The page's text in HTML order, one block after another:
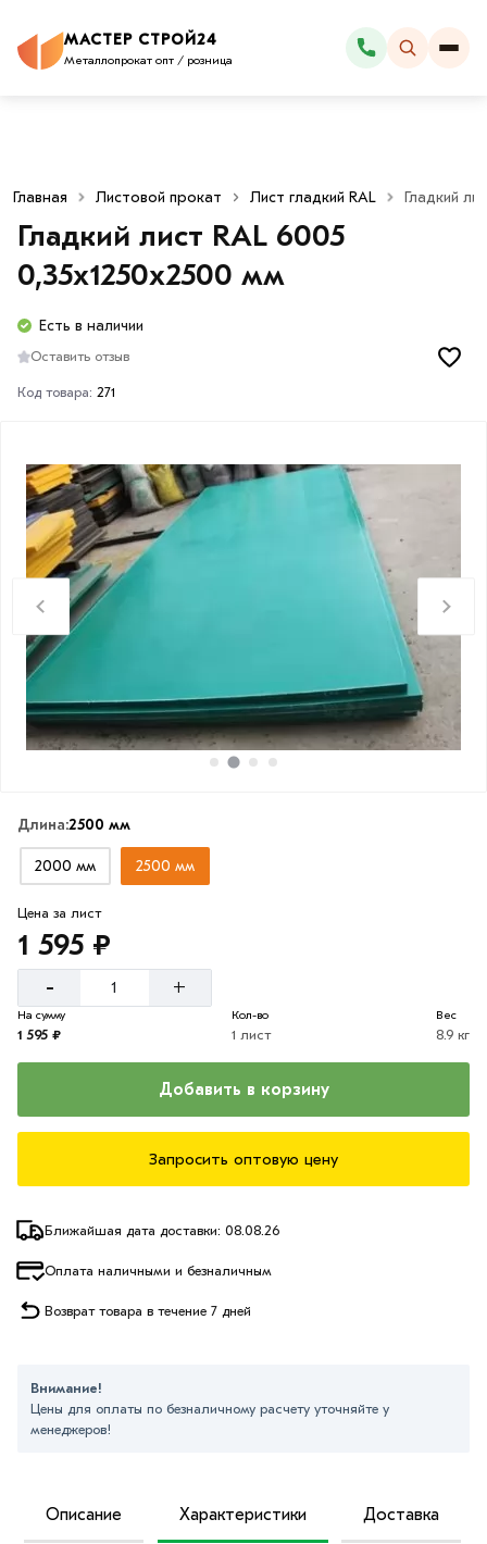
МАСТЕР СТРОЙ24
Металлопрокат опт / розница
Каталог
Главная Листовой прокат Лист гладкий RAL Гладкий
Гладкий лист RAL 6005
0,35х1250х2500 мм
Есть в наличии
Оставить отзыв
Код товара: 271
Длина:2500 мм
2000 мм 2500 мм
Ближайшая дата доставки: 08.08.26
Оплата наличными и безналичным
Возврат товара в течение 7 дней
Внимание!
Цены для оплаты по безналичному расчету уточняйте у
менеджеров!
Цена за лист
1 595 ₽
- +
На сумму
1 595 ₽
Кол-во
1 лист
Вес
8.9 кг
Добавить в корзину
Запросить оптовую цену
Описание Характеристики Доставка